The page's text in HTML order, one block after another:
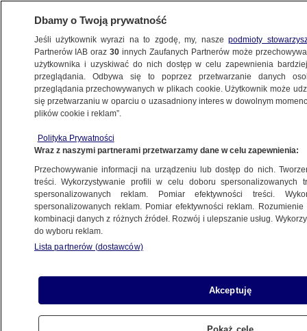
BIZNES
Z KRAJU
Czarnecka wyjaśnia
Wiktor Knowski
8.05.2026, 15:04
Posłuchaj artykułu
Czyta lektor AI
Dbamy o Twoją prywatność
Jeśli użytkownik wyrazi na to zgodę, my, naszepodmioty
Partnerów IAB oraz30 innych Zaufanych Partnerów może
użytkownika i uzyskiwać do nich dostęp w celu zapewnienia
przeglądania. Odbywa się to poprzez przetwarzanie danych
przeglądania przechowywanych w plikach cookie. Użytkownik może
się przetwarzaniu w oparciu o uzasadniony interes w dowolnym
plików cookie i reklam”.
Polityka Prywatności
Wraz z naszymi partnerami przetwarzamy dane w celu zapewnienia:
Przechowywanie informacji na urządzeniu lub dostęp do nich.
treści. Wykorzystywanie profili w celu doboru spersonalizowanych
spersonalizowanych reklam. Pomiar efektywności treści.
spersonalizowanych reklam. Pomiar efektywności reklam.
kombinacji danych z różnych źródeł. Rozwój i ulepszanie usług.
do wyboru reklam.
Lista partnerów (dostawców)
Akceptuję